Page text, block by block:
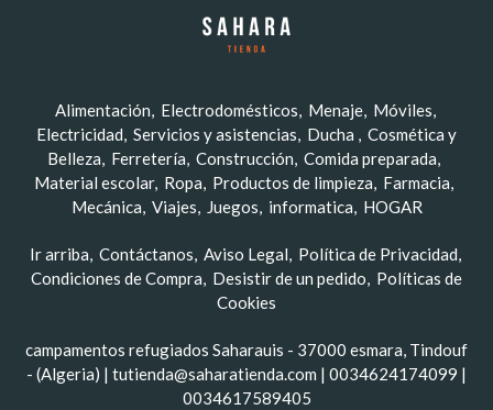
Alimentación Electrodomésticos Menaje Móviles
Electricidad Servicios y asistencias Ducha
Cosmética y
Belleza
Ferretería Construcción Comida preparada
Material escolar Ropa Productos de limpieza
Farmacia
Mecánica Viajes Juegos informatica HOGAR
Ir arriba Contáctanos Aviso Legal
Política de Privacidad
Condiciones de Compra
Desistir de un pedido
Políticas de
Cookies
campamentos refugiados Saharauis - 37000 esmara, Tindouf
- (Algeria) | tutienda@saharatienda.com | 0034624174099 |
0034617589405